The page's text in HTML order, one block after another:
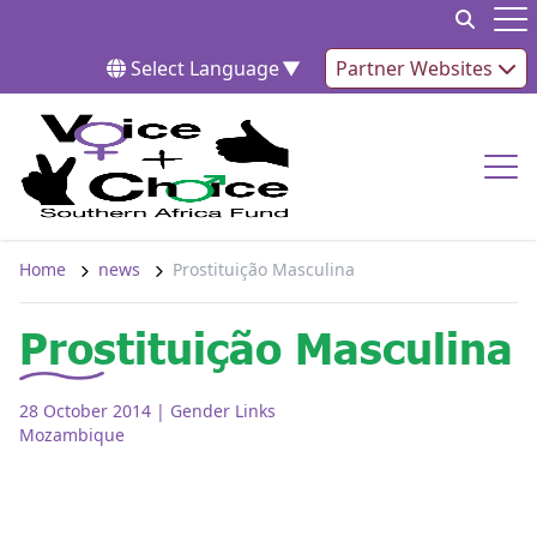
Select Language▼ Partner Websites
Home news Prostituição Masculina
Prostituição Masculina
28 October 2014 | Gender Links
Mozambique